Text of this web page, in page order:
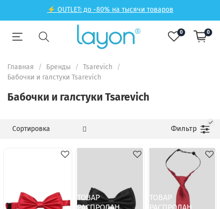
⚡ OUTLET: до -80% на тысячи товаров
0 0
Главная Бренды
Tsarevich
Бабочки и галстуки Tsarevich
Бабочки и галстуки Tsarevich
Фильтр